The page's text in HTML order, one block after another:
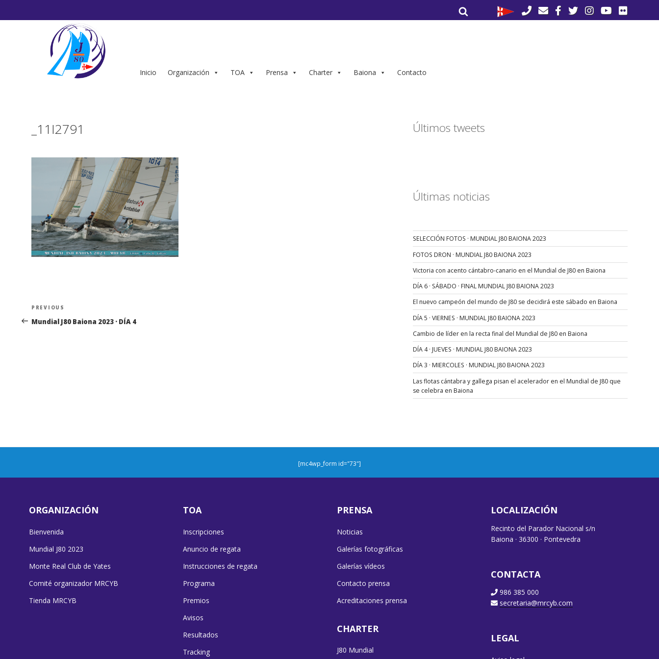
por:
Inicio Organización TOA Prensa Charter Baiona Contacto
_11I2791
Navegación
de
Previous
Post
PREVIOUS
Mundial J80 Baiona 2023 · DÍA 4
Últimos tweets
Últimas noticias
SELECCIÓN FOTOS · MUNDIAL J80 BAIONA 2023
FOTOS DRON · MUNDIAL J80 BAIONA 2023
Victoria con acento cántabro-canario en el Mundial de J80 en Baiona
DÍA 6 · SÁBADO · FINAL MUNDIAL J80 BAIONA 2023
El nuevo campeón del mundo de J80 se decidirá este sábado en Baiona
DÍA 5 · VIERNES · MUNDIAL J80 BAIONA 2023
Cambio de líder en la recta final del Mundial de J80 en Baiona
DÍA 4 · JUEVES · MUNDIAL J80 BAIONA 2023
DÍA 3 · MIERCOLES · MUNDIAL J80 BAIONA 2023
Las flotas cántabra y gallega pisan el acelerador en el Mundial de J80 que
se celebra en Baiona
[mc4wp_form id="73"]
ORGANIZACIÓN
Bienvenida
Mundial J80 2023
Monte Real Club de Yates
Comité organizador MRCYB
Tienda MRCYB
TOA
Inscripciones
Anuncio de regata
Instrucciones de regata
Programa
Premios
Avisos
Resultados
Tracking
PRENSA
Noticias
Galerías fotográficas
Galerías vídeos
Contacto prensa
Acreditaciones prensa
CHARTER
J80 Mundial
LOCALIZACIÓN
Recinto del Parador Nacional s/n
Baiona · 36300 · Pontevedra
CONTACTA
986 385 000
secretaria@mrcyb.com
LEGAL